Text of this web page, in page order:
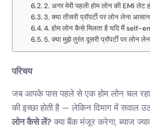
2. अगर मेरी पहली होम लोन की EMI लेट
3. क्या तीसरी प्रॉपर्टी पर लोन लेना
4. होम लोन कैसे मिलता है यदि मैं self-
5. क्या मुझे तुरंत दूसरी प्रॉपर्टी पर लोन
परिचय
जब आपके पास पहले से एक होम लोन चल रहा
की इच्छा होती है — लेकिन दिमाग में सवाल
लोन कैसे लें? क्या बैंक मंजूर करेगा, ब्याज